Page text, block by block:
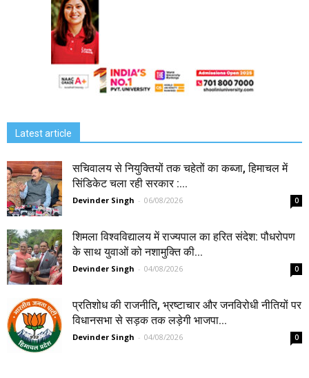
Latest article
सचिवालय से नियुक्तियों तक चहेतों का कब्जा, हिमाचल में
सिंडिकेट चला रही सरकार :...
Devinder Singh - 06/08/2026 0
शिमला विश्वविद्यालय में राज्यपाल का हरित संदेश: पौधरोपण
के साथ युवाओं को नशामुक्ति की...
Devinder Singh - 04/08/2026 0
प्रतिशोध की राजनीति, भ्रष्टाचार और जनविरोधी नीतियों पर
विधानसभा से सड़क तक लड़ेगी भाजपा...
Devinder Singh - 04/08/2026 0